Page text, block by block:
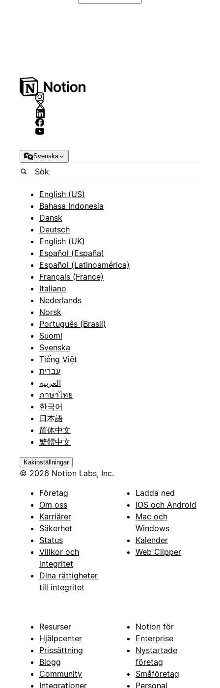
Svenska
English (US)
Bahasa Indonesia
Dansk
Deutsch
English (UK)
Español (España)
Español (Latinoamérica)
Français (France)
Italiano
Nederlands
Norsk
Português (Brasil)
Suomi
Svenska
Tiếng Việt
עברית
العربية
ภาษาไทย
한국어
日本語
简体中文
繁體中文
Kakinställningar
© 2026 Notion Labs, Inc.
Företag
Om oss
Karriärer
Säkerhet
Status
Villkor och
integritet
Dina rättigheter
till integritet
Ladda ned
iOS och Android
Mac och
Windows
Kalender
Web Clipper
Resurser
Hjälpcenter
Prissättning
Blogg
Community
Integrationer
Notion för
Enterprise
Nystartade
företag
Småföretag
Personal